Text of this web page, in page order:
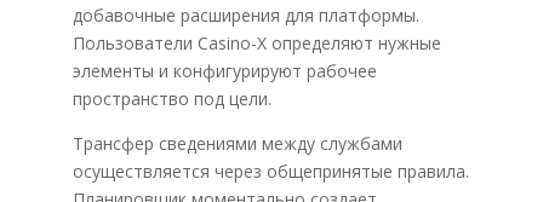
добавочные расширения для платформы.
Пользователи Casino-X определяют нужные
элементы и конфигурируют рабочее
пространство под цели.
Трансфер сведениями между службами
осуществляется через общепринятые правила.